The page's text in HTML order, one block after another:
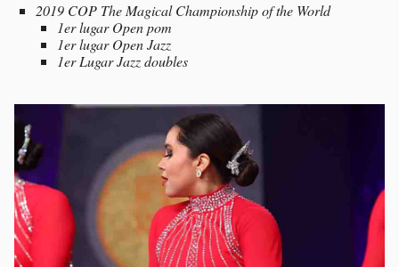
2019 COP The Magical Championship of the World
1er lugar Open pom
1er lugar Open Jazz
1er Lugar Jazz doubles